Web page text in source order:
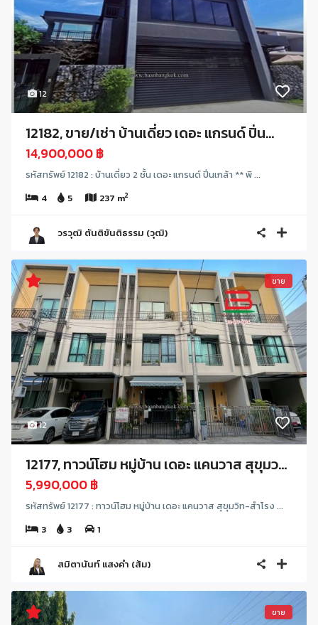
12
12182, ขาย/เช่า บ้านเดี่ยว เดอะ แกรนด์ ปิ่น...
14,900,000 ฿
รหัสทรัพย์ 12182 : บ้านเดี่ยว 2 ชั้น เดอะ แกรนด์ ปิ่นเกล้า ** พิ ...
4
5 237 m2
วรวุฒิ ตันติขันติธรรม (วุฒิ)
12
ขาย
12177, ทาวน์โฮม หมู่บ้าน เดอะ แคนวาส สุขุมว...
5,990,000 ฿
รหัสทรัพย์ 12177 : ทาวน์โฮม หมู่บ้าน เดอะ แคนวาส สุขุมวิท-สำโรง ...
3
3 1
สมิตานันท์ แสงคำ (ส้ม)
ขาย